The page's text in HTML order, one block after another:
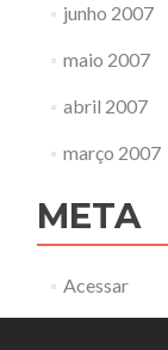
junho 2007
maio 2007
abril 2007
março 2007
META
Acessar